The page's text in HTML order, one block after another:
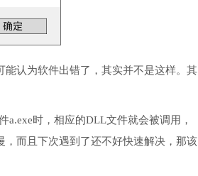
认为软件出错了，其实并不是这样。其
时，相应的DLL文件就会被调用，
而且下次遇到了还不好快速解决，那该